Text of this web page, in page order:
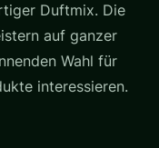
Duftmix. Die
auf ganzer
Wahl für
interessieren.